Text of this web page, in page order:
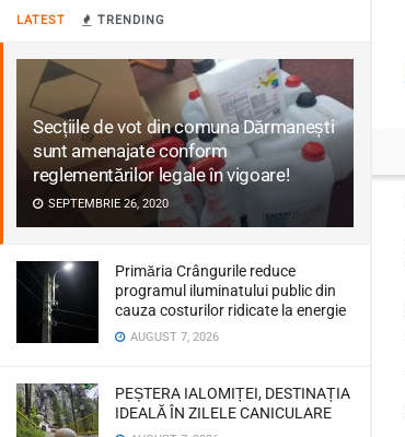
LATEST TRENDING
Secțiile de vot din comuna Dărmanești
sunt amenajate conform
reglementărilor legale în vigoare!
SEPTEMBRIE 26, 2020
Primăria Crângurile reduce
programul iluminatului public din
cauza costurilor ridicate la energie
AUGUST 7, 2026
PEȘTERA IALOMIȚEI, DESTINAȚIA
IDEALĂ ÎN ZILELE CANICULARE